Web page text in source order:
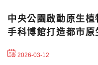
中央公園啟動原生
手科博館打造都市原
2026-03-12